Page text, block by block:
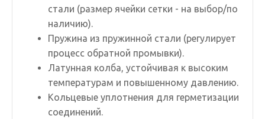
стали (размер ячейки сетки - на выбор/по
наличию).
Пружина из пружинной стали (регулирует
процесс обратной промывки).
Латунная колба, устойчивая к высоким
температурам и повышенному давлению.
Кольцевые уплотнения для герметизации
соединений.